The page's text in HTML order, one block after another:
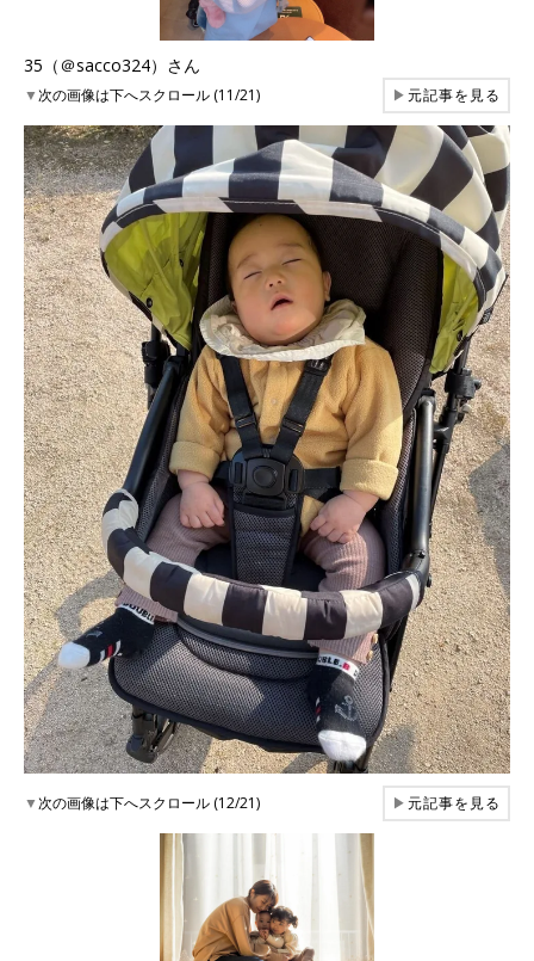
35（＠sacco324）さん
▼次の画像は下へスクロール (11/21) ▶元記事を見る
▼次の画像は下へスクロール (12/21) ▶元記事を見る